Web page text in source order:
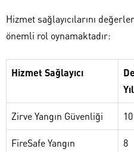
Hizmet sağlayıcılarını
önemli rol oynamaktadır:
Hizmet Sağlayıcı
Zirve Yangın Güvenliği 10
FireSafe Yangın
8